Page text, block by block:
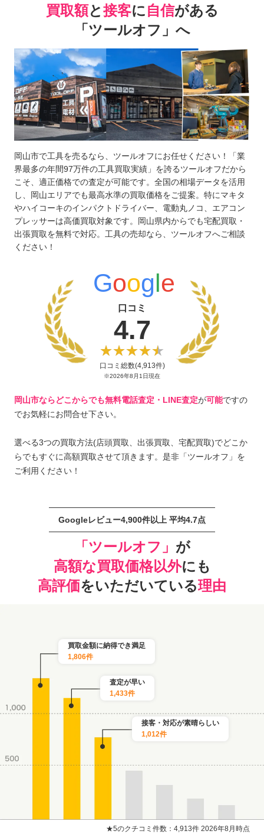
買取額と接客に自信がある
「ツールオフ」へ
岡山市で工具を売るなら、ツールオフにお任せください！「業
界最多の年間97万件の工具買取実績」を誇るツールオフだから
こそ、適正価格での査定が可能です。全国の相場データを活用
し、岡山エリアでも最高水準の買取価格をご提案。特にマキタ
やハイコーキのインパクトドライバー、電動丸ノコ、エアコン
プレッサーは高価買取対象です。岡山県内からでも宅配買取・
出張買取を無料で対応。工具の売却なら、ツールオフへご相談
ください！
Google
口コミ
4.7
口コミ総数(4,913件)
※2026年8月1日現在
岡山市ならどこからでも無料電話査定・LINE査定が可能ですの
でお気軽にお問合せ下さい。
選べる3つの買取方法(店頭買取、出張買取、宅配買取)でどこか
らでもすぐに高額買取させて頂きます。是非「ツールオフ」を
ご利用ください！
Googleレビュー4,900件以上 平均4.7点
「ツールオフ」 が
高額な買取価格以外にも
高評価をいただいている理由
買取金額に納得でき満足
1,806件
査定が早い
1,433件
接客・対応が素晴らしい
1,012件
★5のクチコミ件数：4,913件 2026年8月時点